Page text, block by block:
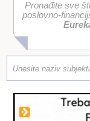
Pronađite sve
poslovno-